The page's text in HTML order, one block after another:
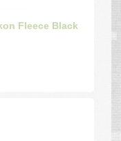
Fleece Black